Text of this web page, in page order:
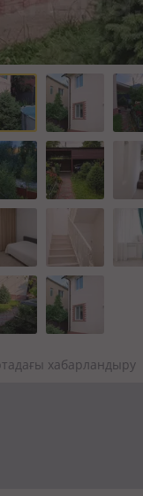
хабарландыру